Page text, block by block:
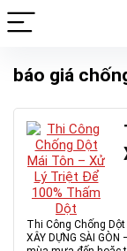
báo giá
Thi Công Chống
XÂY DỰNG SÀI